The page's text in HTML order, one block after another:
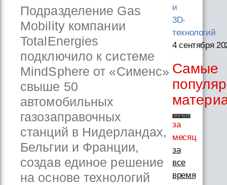
Подразделение Gas
Mobility компании
TotalEnergies
подключило к системе
MindSphere от «Сименс»
свыше 50
автомобильных
газозаправочных
станций в Нидерландах,
Бельгии и Франции,
создав единое решение
на основе технологий
и
3D-
технологий
4 сентября
Самые
за
месяц
за
все
время